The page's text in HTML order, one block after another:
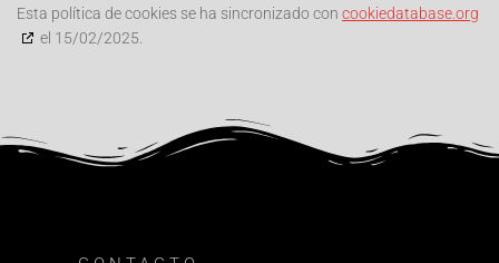
Esta política de cookies se ha sincronizado con cookiedatabase.org
el 15/02/2025.